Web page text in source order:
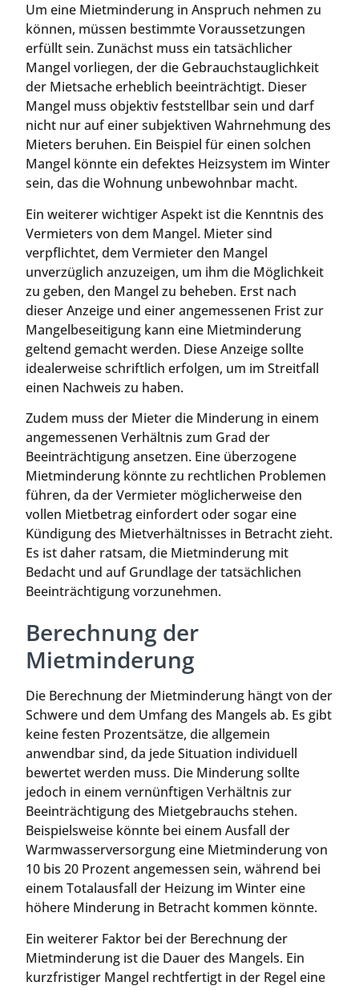
Um eine Mietminderung in Anspruch nehmen zu
können, müssen bestimmte Voraussetzungen
erfüllt sein. Zunächst muss ein tatsächlicher
Mangel vorliegen, der die Gebrauchstauglichkeit
der Mietsache erheblich beeinträchtigt. Dieser
Mangel muss objektiv feststellbar sein und darf
nicht nur auf einer subjektiven Wahrnehmung des
Mieters beruhen. Ein Beispiel für einen solchen
Mangel könnte ein defektes Heizsystem im Winter
sein, das die Wohnung unbewohnbar macht.
Ein weiterer wichtiger Aspekt ist die Kenntnis des
Vermieters von dem Mangel. Mieter sind
verpflichtet, dem Vermieter den Mangel
unverzüglich anzuzeigen, um ihm die Möglichkeit
zu geben, den Mangel zu beheben. Erst nach
dieser Anzeige und einer angemessenen Frist zur
Mangelbeseitigung kann eine Mietminderung
geltend gemacht werden. Diese Anzeige sollte
idealerweise schriftlich erfolgen, um im Streitfall
einen Nachweis zu haben.
Zudem muss der Mieter die Minderung in einem
angemessenen Verhältnis zum Grad der
Beeinträchtigung ansetzen. Eine überzogene
Mietminderung könnte zu rechtlichen Problemen
führen, da der Vermieter möglicherweise den
vollen Mietbetrag einfordert oder sogar eine
Kündigung des Mietverhältnisses in Betracht zieht.
Es ist daher ratsam, die Mietminderung mit
Bedacht und auf Grundlage der tatsächlichen
Beeinträchtigung vorzunehmen.
Berechnung der
Mietminderung
Die Berechnung der Mietminderung hängt von der
Schwere und dem Umfang des Mangels ab. Es gibt
keine festen Prozentsätze, die allgemein
anwendbar sind, da jede Situation individuell
bewertet werden muss. Die Minderung sollte
jedoch in einem vernünftigen Verhältnis zur
Beeinträchtigung des Mietgebrauchs stehen.
Beispielsweise könnte bei einem Ausfall der
Warmwasserversorgung eine Mietminderung von
10 bis 20 Prozent angemessen sein, während bei
einem Totalausfall der Heizung im Winter eine
höhere Minderung in Betracht kommen könnte.
Ein weiterer Faktor bei der Berechnung der
Mietminderung ist die Dauer des Mangels. Ein
kurzfristiger Mangel rechtfertigt in der Regel eine